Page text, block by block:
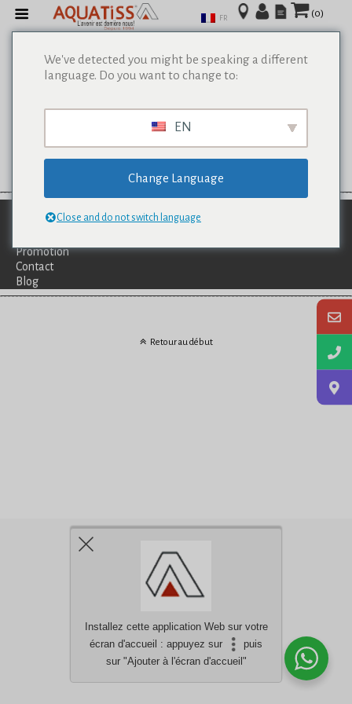
(0)
FR
We've detected you might be speaking a different
language. Do you want to change to:
EN
Change Language
Close and do not switch language
Besoin d'aide?discutez avec nous
Catalogues
Promotion
Contact
Blog
Retour au début
Installez cette application Web sur votre
écran d'accueil : appuyez sur
puis
sur "Ajouter à l'écran d'accueil"